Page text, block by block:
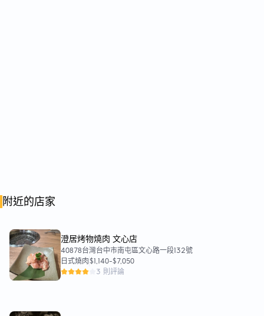
附近的店家
澄居烤物燒肉 文心店
40878台灣台中市南屯區文心路一段132號
日式燒肉$1,140-$7,050
3 則評論